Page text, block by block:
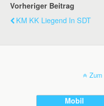
Vorheriger Beitrag
KM KK Liegend In SDT
Mobil